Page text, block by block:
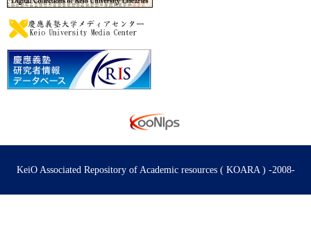
KeiO Associated Repository of Academic resources ( KOARA ) -2008-